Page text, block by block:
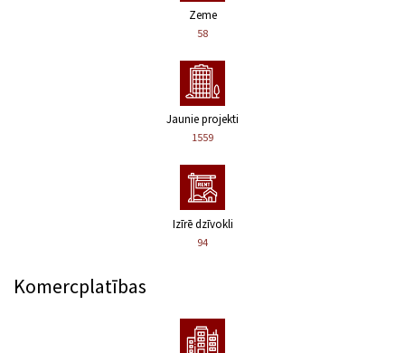
Zeme
58
Jaunie projekti
1559
Izīrē dzīvokli
94
Komercplatības